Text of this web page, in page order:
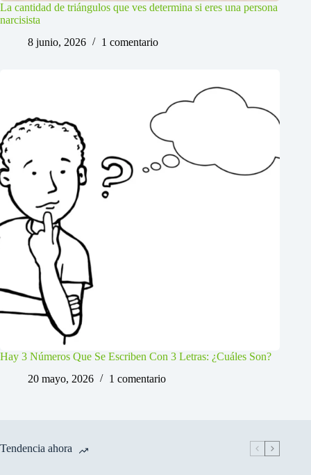
La cantidad de triángulos que ves determina si eres una persona
narcisista
8 junio, 2026
1 comentario
Hay 3 Números Que Se Escriben Con 3 Letras: ¿Cuáles Son?
20 mayo, 2026
1 comentario
Tendencia ahora